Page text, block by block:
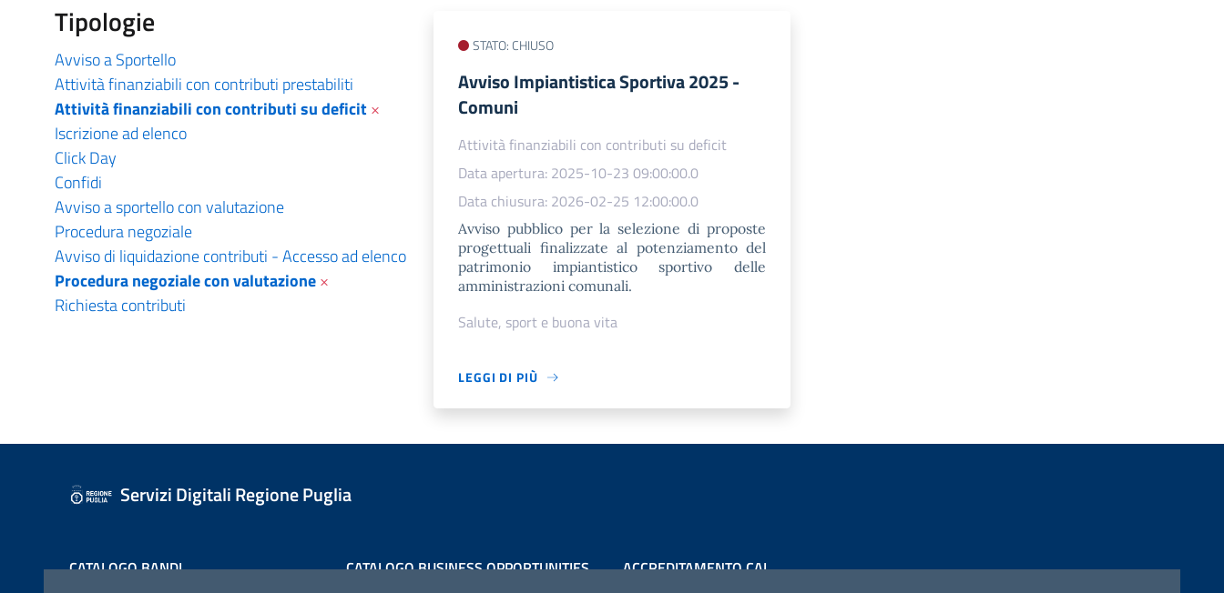
Tipologie
Avviso a Sportello
Attività finanziabili con contributi prestabiliti
Attività finanziabili con contributi su deficit×
Iscrizione ad elenco
Click Day
Confidi
Avviso a sportello con valutazione
Procedura negoziale
Avviso di liquidazione contributi - Accesso ad elenco
Procedura negoziale con valutazione×
Richiesta contributi
STATO: CHIUSO
Avviso Impiantistica Sportiva 2025 -
Comuni
Attività finanziabili con contributi su deficit
Data apertura: 2025-10-23 09:00:00.0
Data chiusura: 2026-02-25 12:00:00.0
Avviso pubblico per la selezione di proposte
progettuali finalizzate al potenziamento del
patrimonio impiantistico sportivo delle
amministrazioni comunali.
Salute, sport e buona vita
LEGGI DI PIÙ
Servizi Digitali Regione Puglia
CATALOGO BANDI CATALOGO BUSINESS OPPORTUNITIES ACCREDITAMENTO CAI